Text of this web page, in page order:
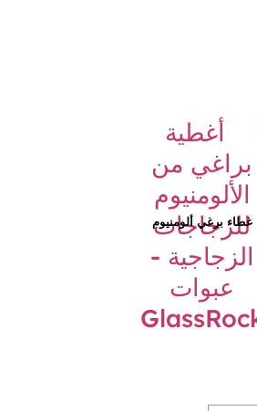
غطاء برغي ألومنيوم